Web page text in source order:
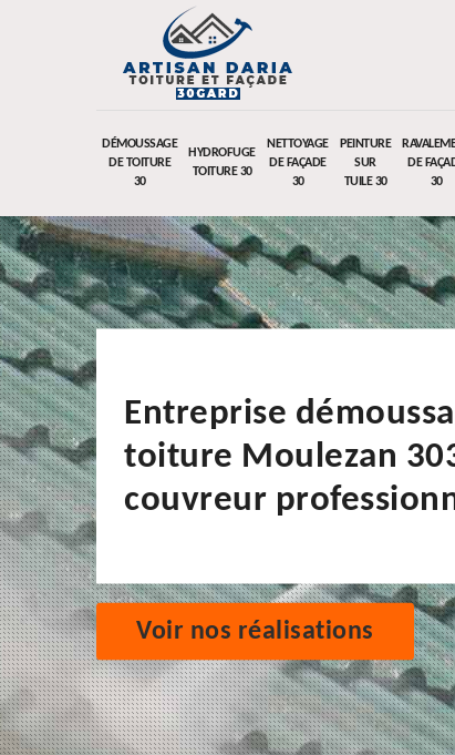
DÉMOUSSAGE
DE TOITURE
30
HYDROFUGE
TOITURE 30
NETTOYAGE
DE FAÇADE
30
PEINTURE
SUR
TUILE 30
DE
30
Entreprise
toiture Moulezan
couvreur
Voir nos réalisations